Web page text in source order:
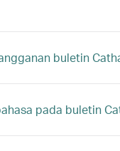
buletin
pada buletin